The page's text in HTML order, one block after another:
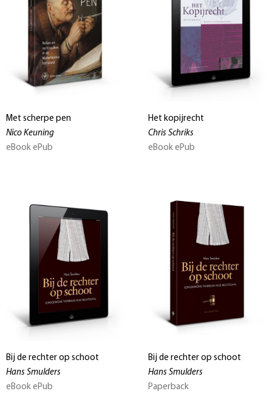
Met scherpe pen
Nico Keuning
eBook ePub
Het kopijrecht
Chris Schriks
eBook ePub
Bij de rechter op schoot
Hans Smulders
eBook ePub
Bij de rechter op schoot
Hans Smulders
Paperback